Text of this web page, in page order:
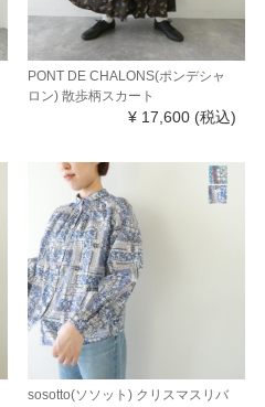
PONT DE CHALONS(ポンデシャ
ロン) 散歩柄スカート
¥ 17,600 (税込)
sosotto(ソソット) クリスマスリバ